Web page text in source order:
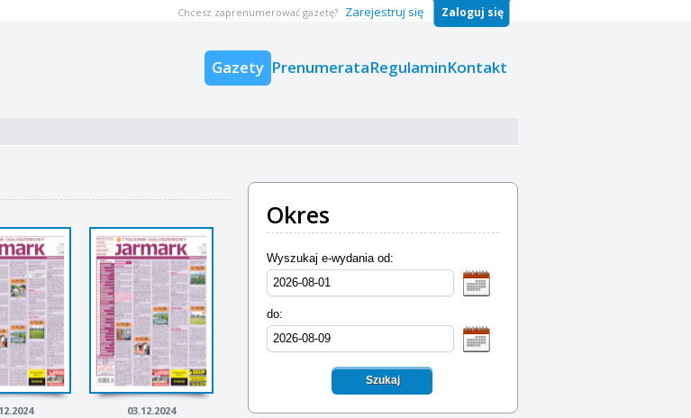
Gazety PrenumerataRegulaminKontakt
Chcesz zaprenumerować gazetę? Zarejestruj się Zaloguj się
Okres
Wyszukaj e-wydania od:
do:
Szukaj
03.12.2024